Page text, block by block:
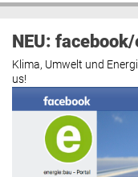
NEU:
Klima, Umwelt und
us!